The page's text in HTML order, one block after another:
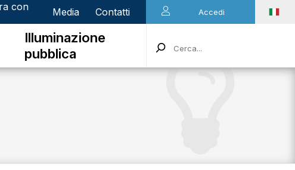
con
Media Contatti Accedi
Illuminazione
pubblica